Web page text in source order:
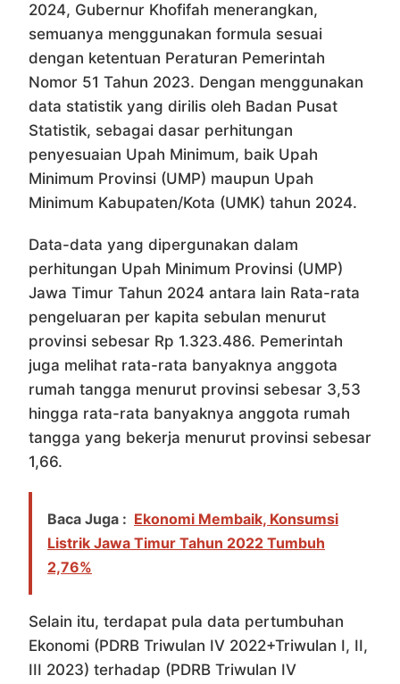
2024, Gubernur Khofifah menerangkan,
semuanya menggunakan formula sesuai
dengan ketentuan Peraturan Pemerintah
Nomor 51 Tahun 2023. Dengan menggunakan
data statistik yang dirilis oleh Badan Pusat
Statistik, sebagai dasar perhitungan
penyesuaian Upah Minimum, baik Upah
Minimum Provinsi (UMP) maupun Upah
Minimum Kabupaten/Kota (UMK) tahun 2024.
Data-data yang dipergunakan dalam
perhitungan Upah Minimum Provinsi (UMP)
Jawa Timur Tahun 2024 antara lain Rata-rata
pengeluaran per kapita sebulan menurut
provinsi sebesar Rp 1.323.486. Pemerintah
juga melihat rata-rata banyaknya anggota
rumah tangga menurut provinsi sebesar 3,53
hingga rata-rata banyaknya anggota rumah
tangga yang bekerja menurut provinsi sebesar
1,66.
Baca Juga : Ekonomi Membaik, Konsumsi
Listrik Jawa Timur Tahun 2022 Tumbuh
2,76%
Selain itu, terdapat pula data pertumbuhan
Ekonomi (PDRB Triwulan IV 2022+Triwulan I, II,
III 2023) terhadap (PDRB Triwulan IV